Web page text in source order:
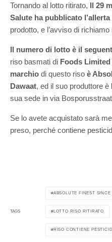
Tornando al lotto ritirato, Il 29
Salute ha pubblicato l’allerta
prodotto, e l’avviso di
Il numero di lotto è il
riso basmati di Foods Limited
marchio di questo riso è
Dawaat, ed il suo produttore è
sua sede in via
Se lo avete acquistato sarà
preso, perché contiene
TAGS
ABSOLUTE FINEST SINCE
LOTTO RISO RITIRATO
RISO CONTIENE PESTICIDI